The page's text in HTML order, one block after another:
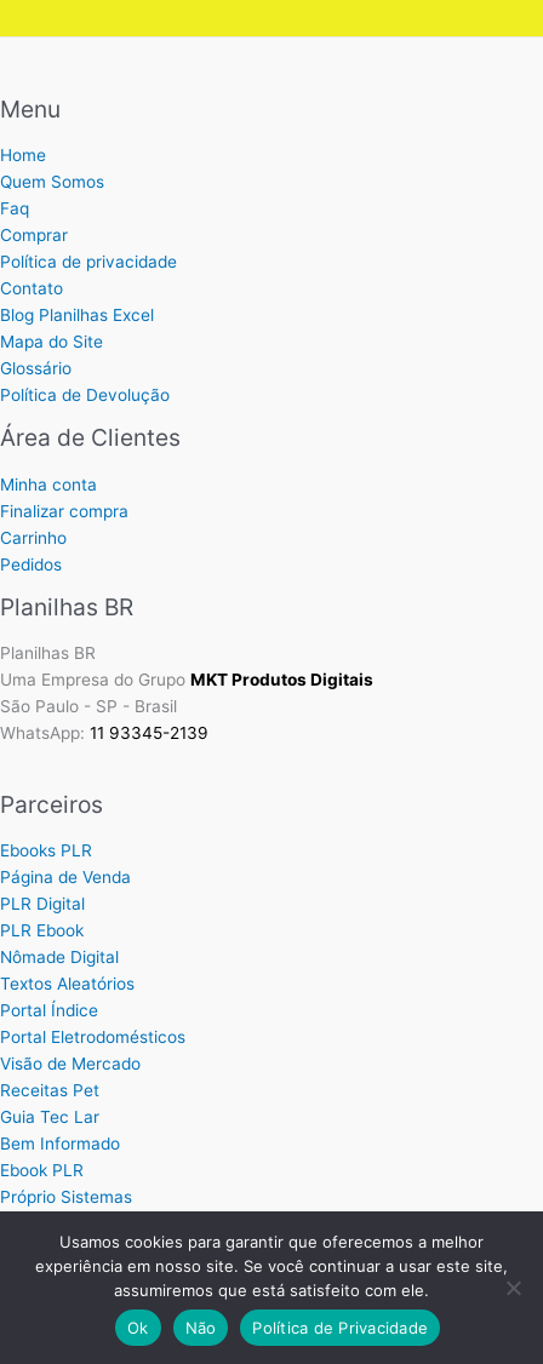
Menu
Home
Quem Somos
Faq
Comprar
Política de privacidade
Contato
Blog Planilhas Excel
Mapa do Site
Glossário
Política de Devolução
Área de Clientes
Minha conta
Finalizar compra
Carrinho
Pedidos
Planilhas BR
Planilhas BR
Uma Empresa do Grupo MKT Produtos Digitais
São Paulo - SP - Brasil
WhatsApp: 11 93345-2139
Parceiros
Ebooks PLR
Página de Venda
PLR Digital
PLR Ebook
Nômade Digital
Textos Aleatórios
Portal Índice
Portal Eletrodomésticos
Visão de Mercado
Receitas Pet
Guia Tec Lar
Bem Informado
Ebook PLR
Próprio Sistemas
Posts
Planilha Excel de Cálculo de Hora Extra
Planilha Excel para Plano de Cargos e Salários
Usamos cookies para garantir que oferecemos a melhor
experiência em nosso site. Se você continuar a usar este site,
assumiremos que está satisfeito com ele.
Ok
Não Política de Privacidade